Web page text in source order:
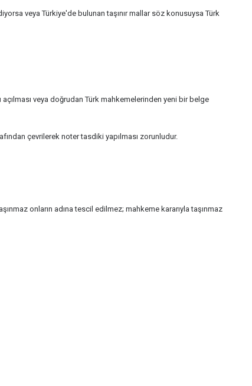
veya Türkiye'de bulunan taşınır mallar söz konusuysa Türk
açılması veya doğrudan Türk mahkemelerinden yeni bir belge
çevrilerek noter tasdiki yapılması zorunludur.
onların adına tescil edilmez; mahkeme kararıyla taşınmaz